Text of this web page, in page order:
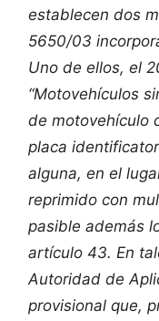
establecen dos
5650/03
Uno de ellos, el
“Motovehículos
de motovehículo
placa
alguna, en el
reprimido con
pasible además
artículo 43. En
Autoridad de
provisional que,